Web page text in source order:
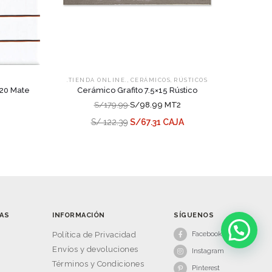
Mate
.TIENDA ONLINE. , CERÁMICOS, RÚSTICOS
Cerámico Grafito 7.5×15 Rústico
S/179.99S/98.99 MT2
S/ 122.39S/67.31 CAJA
INFORMACIÓN
Política de Privacidad
Envíos y devoluciones
Términos y Condiciones
SÍGUENOS
Facebook
Instagram
Pinterest